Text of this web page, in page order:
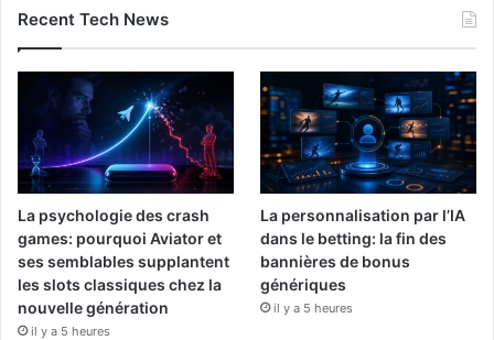
Recent Tech News
La psychologie des crash
games: pourquoi Aviator et
ses semblables supplantent
les slots classiques chez la
nouvelle génération
il y a 5 heures
La personnalisation par l’IA
dans le betting: la fin des
bannières de bonus
génériques
il y a 5 heures